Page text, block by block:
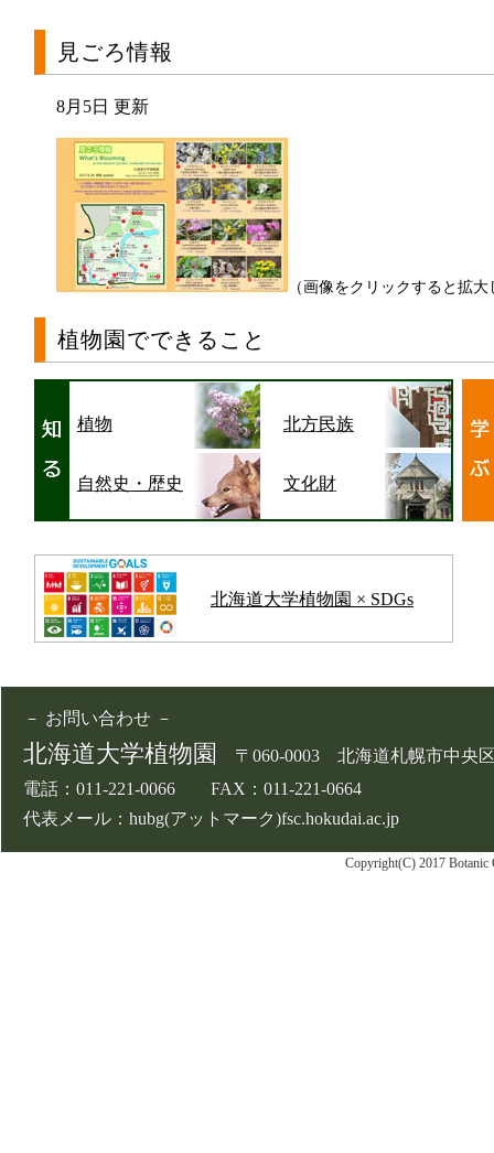
見ごろ情報
8月5日 更新
（画像をクリックすると拡
植物園でできること
植物 北方民族
自然史・歴史 文化財
北海道大学植物園 × SDGs
－ お問い合わせ －
北海道大学植物園
〒060-0003 北海道札幌市中央
電話：011-221-0066 FAX：011-221-0664
代表メール：hubg(アットマーク)fsc.hokudai.ac.jp
Copyright(C) 2017 Botanic